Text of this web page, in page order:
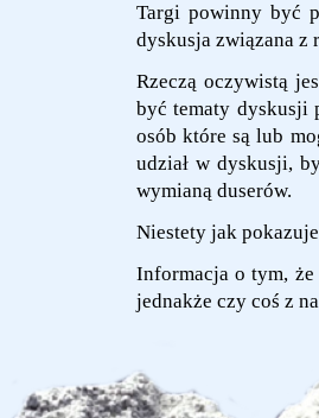
Targi powinny być
dyskusja związana z
Rzeczą oczywistą
być tematy dyskusji
osób które są lub
udział w dyskusji,
wymianą duserów.
Niestety jak
Informacja o tym,
jednakże czy coś z